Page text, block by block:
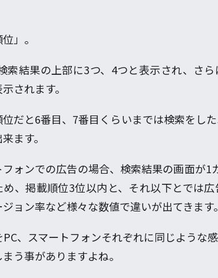
」。
索結果の上部に3つ、4つと表示され、さ
されます。
だと6番目、7番目くらいまでは検索をし
ます。
ォンでの広告の場合、検索結果の画面が1
め、掲載順位3位以内と、それ以下とでは
ョン率など様々な数値で違いが出てきます。
、スマートフォンそれぞれに同じような
う事がありますよね。